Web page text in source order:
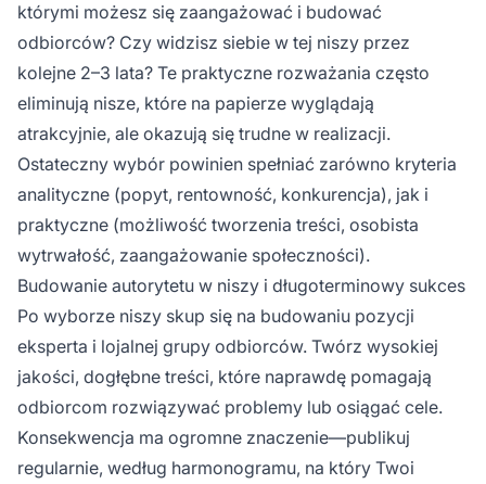
którymi możesz się zaangażować i budować
odbiorców? Czy widzisz siebie w tej niszy przez
kolejne 2–3 lata? Te praktyczne rozważania często
eliminują nisze, które na papierze wyglądają
atrakcyjnie, ale okazują się trudne w realizacji.
Ostateczny wybór powinien spełniać zarówno kryteria
analityczne (popyt, rentowność, konkurencja), jak i
praktyczne (możliwość tworzenia treści, osobista
wytrwałość, zaangażowanie społeczności).
Budowanie autorytetu w niszy i długoterminowy sukces
Po wyborze niszy skup się na budowaniu pozycji
eksperta i lojalnej grupy odbiorców. Twórz wysokiej
jakości, dogłębne treści, które naprawdę pomagają
odbiorcom rozwiązywać problemy lub osiągać cele.
Konsekwencja ma ogromne znaczenie—publikuj
regularnie, według harmonogramu, na który Twoi